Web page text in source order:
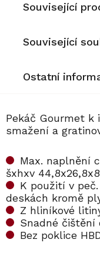
Související
Související
Ostatní
Pekáč Gourmet k
smažení a
Max. naplnění
šxhxv
K použití v
deskách kromě
Z hliníkové
Snadné
Bez poklice